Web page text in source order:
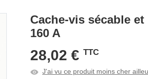
Cache-vis sécable
160 A
28,02 € TTC
J'ai vu ce produit moins cher